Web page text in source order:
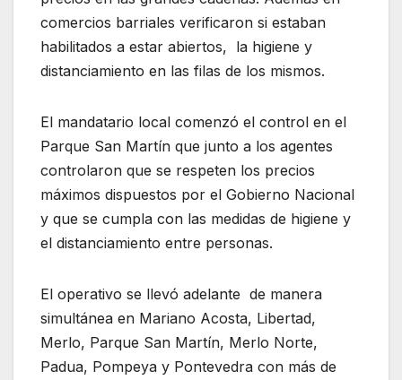
comercios barriales verificaron si estaban
habilitados a estar abiertos, la higiene y
distanciamiento en las filas de los mismos.
El mandatario local comenzó el control en el
Parque San Martín que junto a los agentes
controlaron que se respeten los precios
máximos dispuestos por el Gobierno Nacional
y que se cumpla con las medidas de higiene y
el distanciamiento entre personas.
El operativo se llevó adelante de manera
simultánea en Mariano Acosta, Libertad,
Merlo, Parque San Martín, Merlo Norte,
Padua, Pompeya y Pontevedra con más de